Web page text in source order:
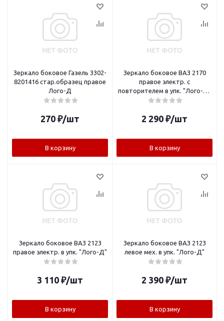
Зеркало боковое Газель 3302-
8201416 стар.образец правое
Лого-Д
270 ₽/шт
В корзину
Зеркало боковое ВАЗ 2170
правое электр. с
повторителем в упк. "Лого-Д"
нов./обр.
2 290 ₽/шт
В корзину
Зеркало боковое ВАЗ 2123
правое электр. в упк. "Лого-Д"
3 110 ₽/шт
В корзину
Зеркало боковое ВАЗ 2123
левое мех. в упк. "Лого-Д"
2 390 ₽/шт
В корзину